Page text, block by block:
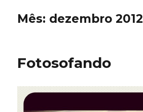
Mês: dezembro 2012
Fotosofando